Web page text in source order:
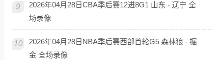
9
2026年04月28日CBA季后赛12进8G1 山东 - 辽宁 全
场录像
10
2026年04月28日NBA季后赛西部首轮G5 森林狼 - 掘
金 全场录像